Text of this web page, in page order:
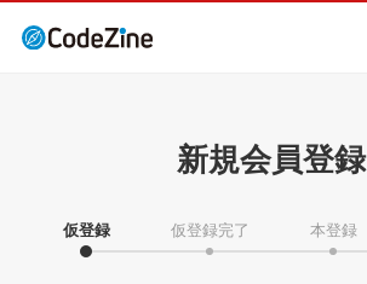
新規会員登録
仮登録 仮登録完了 本登録